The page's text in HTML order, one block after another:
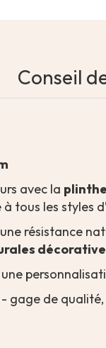
Conseil
avec la
à tous les styles
résistance
gage de